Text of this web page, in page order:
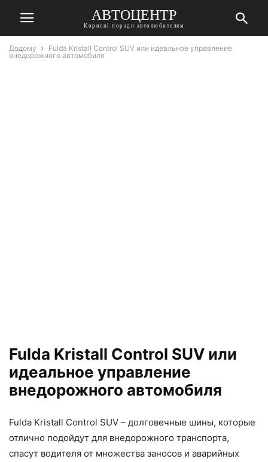
АВТОЦЕНТР
Корисні поради автолюбителям
Додому
Fulda Kristall Control SUV или идеальное управление
внедорожного автомобиля
Fulda Kristall Control SUV или
идеальное управление
внедорожного автомобиля
Fulda Kristall Control SUV – долговечные шины, которые
отлично подойдут для внедорожного транспорта,
спасут водителя от множества заносов и аварийных